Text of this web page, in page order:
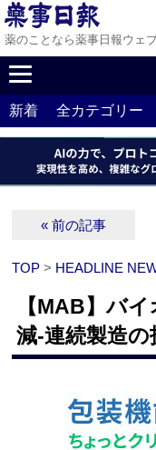
薬のことなら薬事日報ウェ
新着 全カテゴリー
« 前の記事
TOP > HEADLINE
【MAB】バ
減‐連続製造